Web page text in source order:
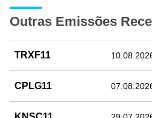
Outras Emissões
TRXF11
CPLG11